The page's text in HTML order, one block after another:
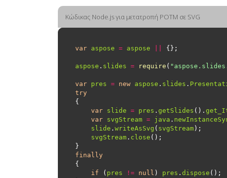
Κώδικας Node.js για μετατροπή POTM σε SVG
var aspose = aspose
aspose . slides = require (
var pres = new aspose . slides .
try
var slide = pres . getSlides ().
var svgStream = java .
slide . writeAsSvg ( svgStream
svgStream . close
finally
if ( pres != null ) pres . dispose